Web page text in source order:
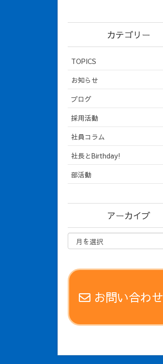
カテゴリー
TOPICS
お知らせ
ブログ
採用活動
社員コラム
社長とBirthday!
部活動
アーカイブ
お問い合わせ